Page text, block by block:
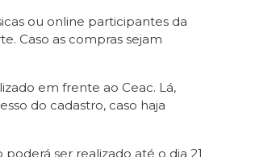
ou online participantes da
Caso as compras sejam
em frente ao Ceac. Lá,
do cadastro, caso haja
ser realizado até o dia 21